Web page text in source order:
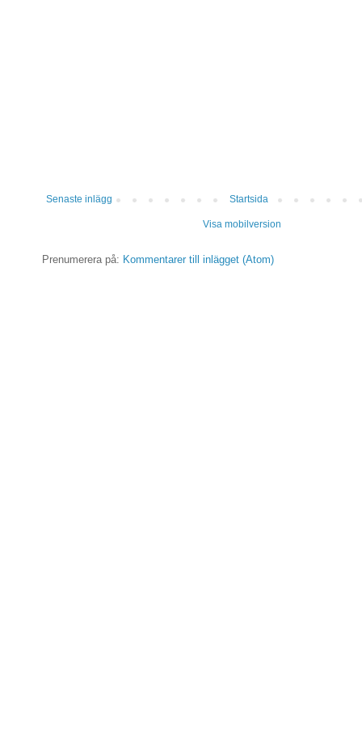
Senaste inlägg Startsida
Visa mobilversion
Prenumerera på: Kommentarer till inlägget (Atom)